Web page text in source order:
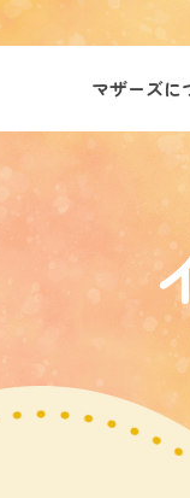
マザーズに